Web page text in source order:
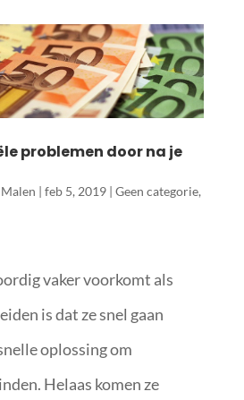
problemen door na je
| feb 5, 2019| Geen categorie,
vaker voorkomt als
is dat ze snel gaan
oplossing om
Helaas komen ze